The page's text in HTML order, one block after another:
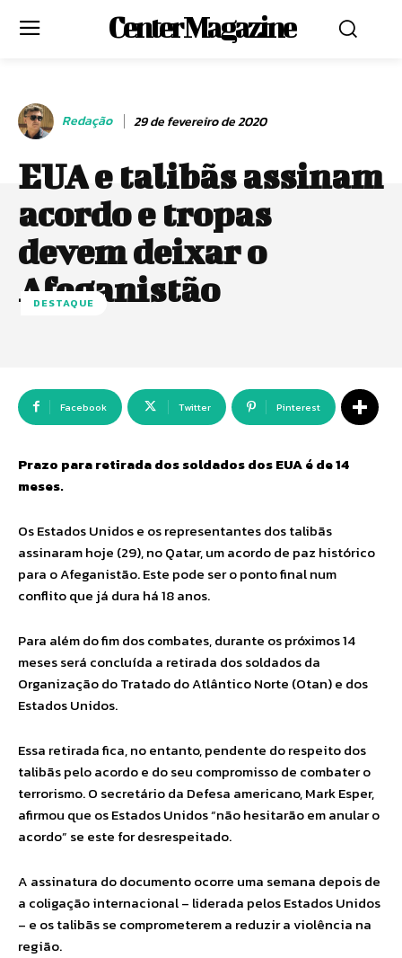
Center Magazine
Redação 29 de fevereiro de 2020
EUA e talibãs assinam
acordo e tropas
devem deixar o
Afeganistão
DESTAQUE
Facebook Twitter Pinterest
Prazo para retirada dos soldados dos EUA é de 14
meses.
Os Estados Unidos e os representantes dos talibãs
assinaram hoje (29), no Qatar, um acordo de paz histórico
para o Afeganistão. Este pode ser o ponto final num
conflito que já dura há 18 anos.
Para além do fim dos combates, durante os próximos 14
meses será concluída a retirada dos soldados da
Organização do Tratado do Atlântico Norte (Otan) e dos
Estados Unidos.
Essa retirada fica, no entanto, pendente do respeito dos
talibãs pelo acordo e do seu compromisso de combater o
terrorismo. O secretário da Defesa americano, Mark Esper,
afirmou que os Estados Unidos “não hesitarão em anular o
acordo” se este for desrespeitado.
A assinatura do documento ocorre uma semana depois de
a coligação internacional – liderada pelos Estados Unidos
– e os talibãs se comprometerem a reduzir a violência na
região.